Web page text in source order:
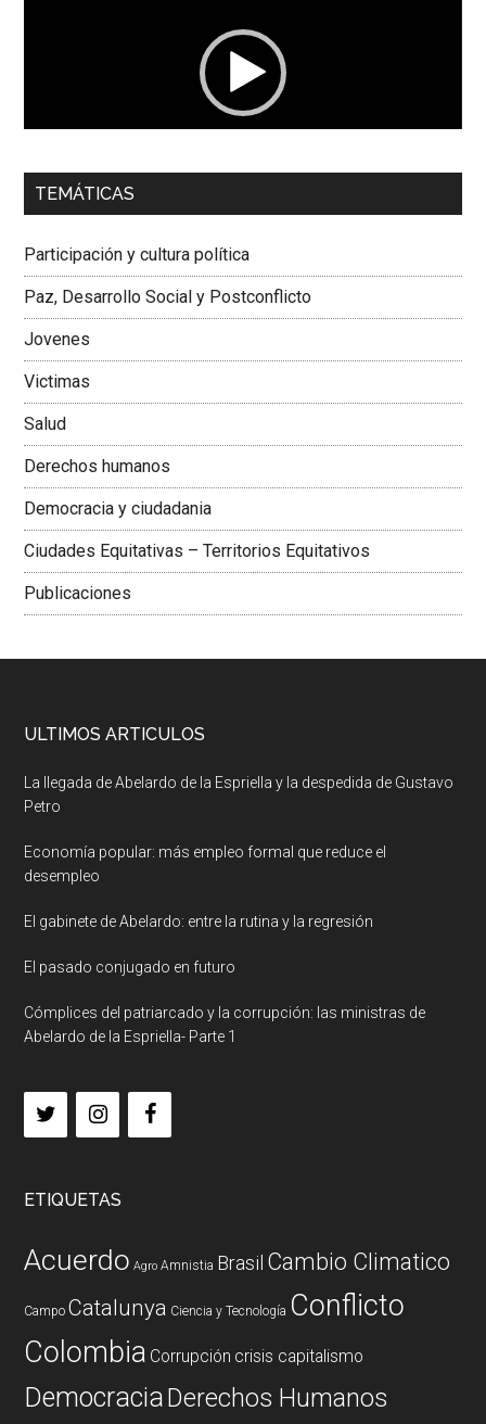
00:00 01:04
Dra. Carolina Corcho Mejía,Presidenta Corporación
Colombiana
TEMÁTICAS
Participación y cultura política
Paz, Desarrollo Social y Postconflicto
Jovenes
Victimas
Salud
Derechos humanos
Democracia y ciudadania
Ciudades Equitativas – Territorios Equitativos
Publicaciones
ULTIMOS ARTICULOS
La llegada de Abelardo de la Espriella y la despedida de Gustavo
Petro
Economía popular: más empleo formal que reduce el
desempleo
El gabinete de Abelardo: entre la rutina y la regresión
El pasado conjugado en futuro
Cómplices del patriarcado y la corrupción: las ministras de
Abelardo de la Espriella- Parte 1
ETIQUETAS
Acuerdo Agro Amnistia Brasil Cambio Climatico
Campo Catalunya Ciencia y Tecnología Conflicto
Colombia Corrupción crisis capitalismo
DemocraciaDerechos Humanos